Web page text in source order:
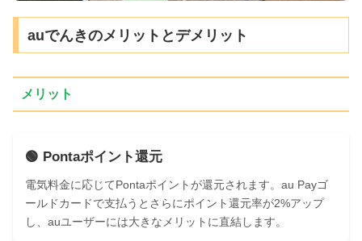
auでんきのメリットとデメリット
メリット
🟢 Pontaポイント還元
電気料金に応じてPontaポイントが還元されます。au Payゴ
ールドカードで支払うとさらにポイント還元率が2%アップ
し、auユーザーには大きなメリットに直結します。